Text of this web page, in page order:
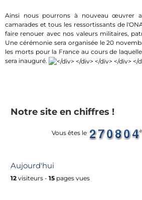
Ainsi nous pourrons à nouveau œuvrer
camarades et tous les ressortissants de
faire renouer avec nos valeurs militaires,
Une cérémonie sera organisée le 20
les morts pour la France au cours de
sera inauguré.
Notre site en chiffres !
Vous êtes le
Aujourd'hui
12 visiteurs - 15 pages vues